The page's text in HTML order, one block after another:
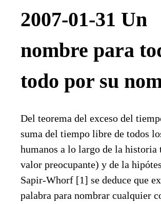
2007-01-31 Un
nombre para
todo por su
Del teorema del exceso del
suma del tiempo libre de todos
humanos a lo largo de la historia
valor preocupante) y de la
Sapir-Whorf [1] se deduce que
palabra para nombrar cualquier